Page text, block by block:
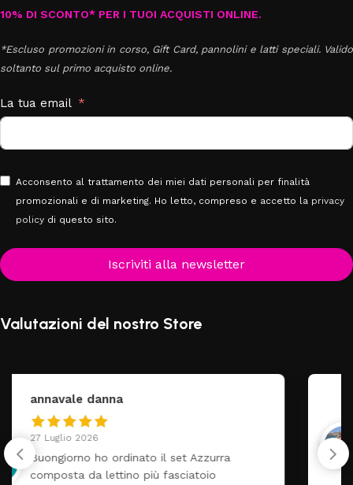
10% DI SCONTO* PER I TUOI ACQUISTI ONLINE.
*Escluso promozioni in corso, Gift Card, pannolini e latti speciali. Valido
soltanto sul primo acquisto online.
La tua email
Acconsento al trattamento dei miei dati personali per finalità
promozionali e di marketing. Ho letto, compreso e accetto la privacy
policy di questo sito.
Iscriviti alla newsletter
Valutazioni del nostro Store
federica
24 Luglio 2026
Tutti perfetto! Ho ordinato un lettino che é
arrivato ben imballato dopo pochi giorni.